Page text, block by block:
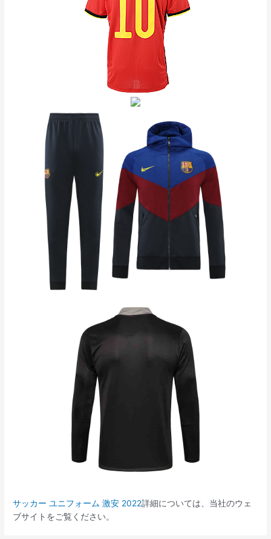
サッカー ユニフォーム 激安 2022詳細については、当社のウェ
ブサイトをご覧ください。